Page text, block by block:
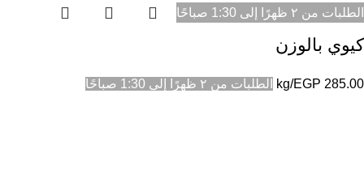
الطلبات من ٢ ظهرًا إلى 1:30 صباحًا
كيوي بالوزن
EGP 285.00
/kg الطلبات من ٢ ظهرًا إلى 1:30 صباحًا